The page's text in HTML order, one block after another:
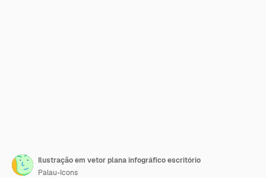
Ilustração em vetor plana infográfico escritório
Palau-Icons